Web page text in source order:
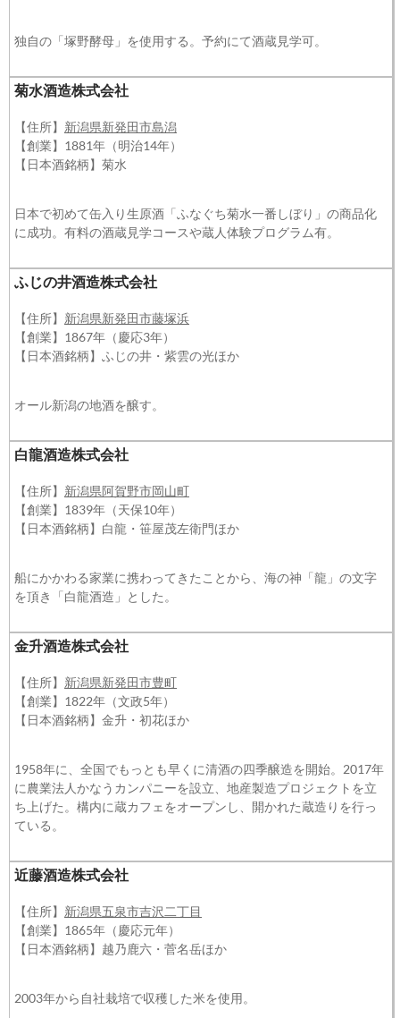
独自の「塚野酵母」を使用する。予約にて酒蔵見学可。
菊水酒造株式会社
【住所】 新潟県新発田市島潟
【創業】1881年（明治14年）
【日本酒銘柄】菊水
日本で初めて缶入り生原酒「ふなぐち菊水一番しぼり」の商品化
に成功。有料の酒蔵見学コースや蔵人体験プログラム有。
ふじの井酒造株式会社
【住所】 新潟県新発田市藤塚浜
【創業】1867年（慶応3年）
【日本酒銘柄】ふじの井・紫雲の光ほか
オール新潟の地酒を醸す。
白龍酒造株式会社
【住所】 新潟県阿賀野市岡山町
【創業】1839年（天保10年）
【日本酒銘柄】白龍・笹屋茂左衛門ほか
船にかかわる家業に携わってきたことから、海の神「龍」の文字
を頂き「白龍酒造」とした。
金升酒造株式会社
【住所】 新潟県新発田市豊町
【創業】1822年（文政5年）
【日本酒銘柄】金升・初花ほか
1958年に、全国でもっとも早くに清酒の四季醸造を開始。2017年
に農業法人かなうカンパニーを設立、地産製造プロジェクトを立
ち上げた。構内に蔵カフェをオープンし、開かれた蔵造りを行っ
ている。
近藤酒造株式会社
【住所】 新潟県五泉市吉沢二丁目
【創業】1865年（慶応元年）
【日本酒銘柄】越乃鹿六・菅名岳ほか
2003年から自社栽培で収穫した米を使用。